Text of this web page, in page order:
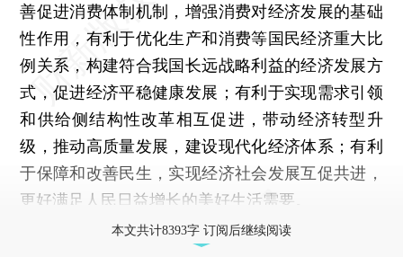
善促进消费体制机制，增强消费对经济发展的基础
性作用，有利于优化生产和消费等国民经济重大比
例关系，构建符合我国长远战略利益的经济发展方
式，促进经济平稳健康发展；有利于实现需求引领
和供给侧结构性改革相互促进，带动经济转型升
级，推动高质量发展，建设现代化经济体系；有利
于保障和改善民生，实现经济社会发展互促共进，
更好满足人民日益增长的美好生活需要。
本文共计8393字 订阅后继续阅读